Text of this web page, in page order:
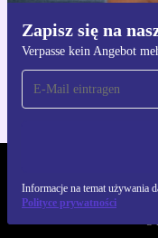
Zapisz się na
Verpasse kein Angebot
Informacje na temat używania
Polityce prywatności